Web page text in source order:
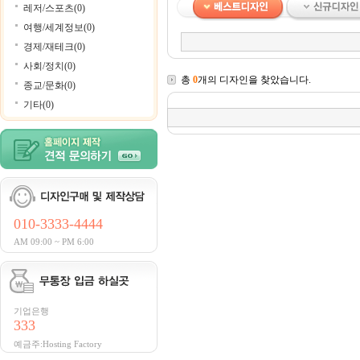
레저/스포츠(0)
여행/세계정보(0)
경제/재테크(0)
사회/정치(0)
종교/문화(0)
기타(0)
010-3333-4444
AM 09:00 ~ PM 6:00
기업은행
333
예금주:Hosting Factory
총 0개의 디자인을 찾았습니다.